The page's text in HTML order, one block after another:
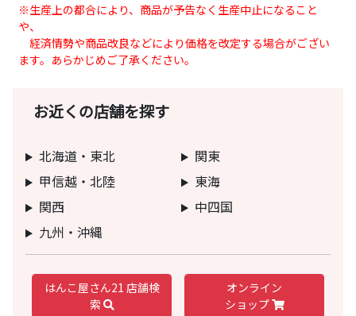
※生産上の都合により、商品が予告なく生産中止になること
や、
経済情勢や商品改良などにより価格を改定する場合がござい
ます。あらかじめご了承ください。
お近くの店舗を探す
北海道・東北
関東
甲信越・北陸
東海
関西
中四国
九州・沖縄
はんこ屋さん21 店舗検
索
オンライン
ショップ